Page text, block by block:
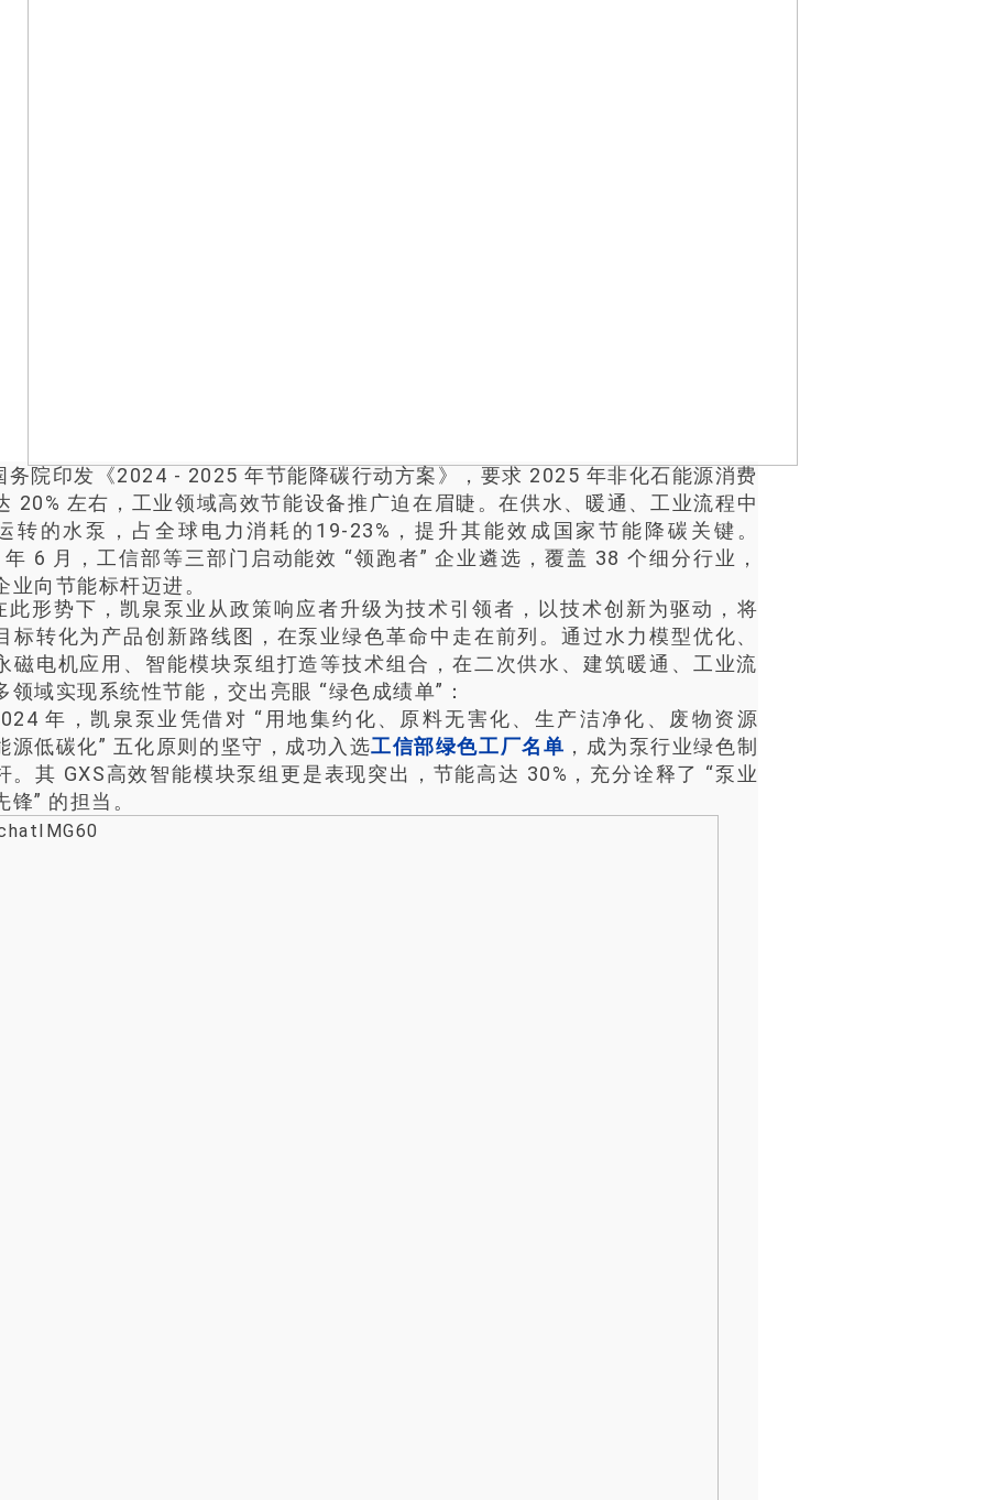
务院印发《2024 - 2025 年节能降碳行动方案》，要求 2025 年非化石能源消费
20% 左右，工业领域高效节能设备推广迫在眉睫。在供水、暖通、工业流程中
转的水泵，占全球电力消耗的19-23%，提升其能效成国家节能降碳关键。
6 月，工信部等三部门启动能效 “领跑者” 企业遴选，覆盖 38 个细分行业，
业向节能标杆迈进。
此形势下，凯泉泵业从政策响应者升级为技术引领者，以技术创新为驱动，将
标转化为产品创新路线图，在泵业绿色革命中走在前列。通过水力模型优化、
磁电机应用、智能模块泵组打造等技术组合，在二次供水、建筑暖通、工业流
领域实现系统性节能，交出亮眼 “绿色成绩单”：
年，凯泉泵业凭借对 “用地集约化、原料无害化、生产洁净化、废物资源
源低碳化” 五化原则的坚守，成功入选工信部绿色工厂名单 ，成为泵行业绿色制
。其 GXS高效智能模块泵组更是表现突出，节能高达 30%，充分诠释了 “泵业
锋” 的担当。